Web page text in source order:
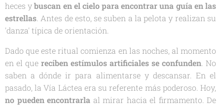
heces ybuscan en el cielo para encontrar una guía en las
estrellas. Antes de esto, se suben a la pelota y realizan su
'danza' típica de orientación.
Dado que este ritual comienza en las noches, al momento
en el que reciben estímulos artificiales se confunden. No
saben a dónde ir para alimentarse y descansar. En el
pasado, la Vía Láctea era su referente más poderoso. Hoy,
no pueden encontrarla al mirar hacia el firmamento. De